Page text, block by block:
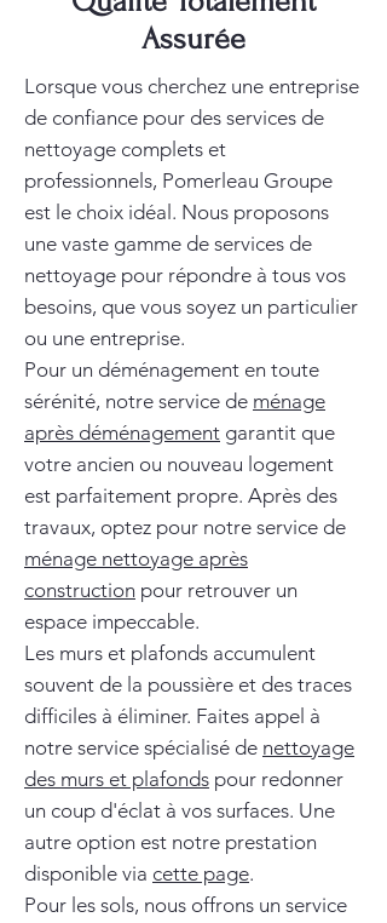
Assurée
Lorsque vous cherchez une entreprise
de confiance pour des services de
nettoyage complets et
professionnels, Pomerleau Groupe
est le choix idéal. Nous proposons
une vaste gamme de services de
nettoyage pour répondre à tous vos
besoins, que vous soyez un particulier
ou une entreprise.
Pour un déménagement en toute
sérénité, notre service de ménage
après déménagement garantit que
votre ancien ou nouveau logement
est parfaitement propre. Après des
travaux, optez pour notre service de
ménage nettoyage après
construction pour retrouver un
espace impeccable.
Les murs et plafonds accumulent
souvent de la poussière et des traces
difficiles à éliminer. Faites appel à
notre service spécialisé de nettoyage
des murs et plafonds pour redonner
un coup d'éclat à vos surfaces. Une
autre option est notre prestation
disponible via cette page.
Pour les sols, nous offrons un service